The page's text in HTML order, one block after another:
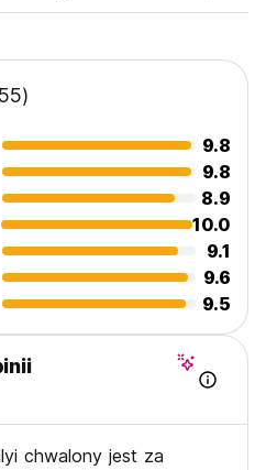
9.8
9.8
8.9
10.0
9.1
9.6
9.5
chwalony jest za